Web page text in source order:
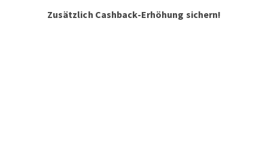
Zusätzlich Cashback-Erhöhung sichern!